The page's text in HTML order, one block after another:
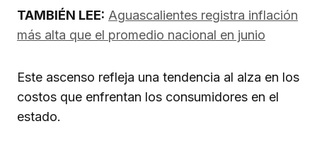
TAMBIÉN LEE: Aguascalientes registra inflación
más alta que el promedio nacional en junio
Este ascenso refleja una tendencia al alza en los
costos que enfrentan los consumidores en el
estado.